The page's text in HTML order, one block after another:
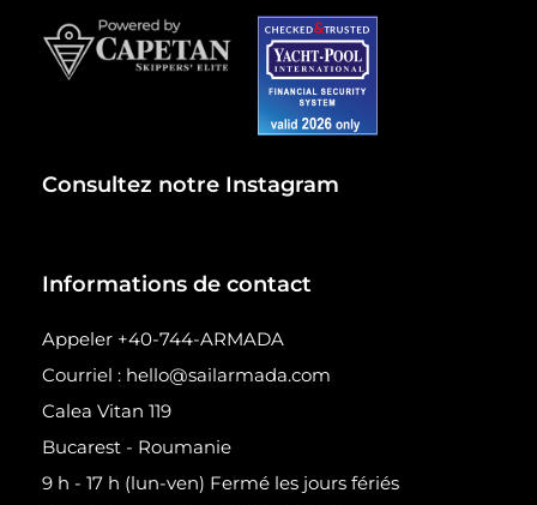
Consultez notre Instagram
Informations de contact
Appeler +40-744-ARMADA
Courriel : hello@sailarmada.com
Calea Vitan 119
Bucarest - Roumanie
9 h - 17 h (lun-ven) Fermé les jours fériés